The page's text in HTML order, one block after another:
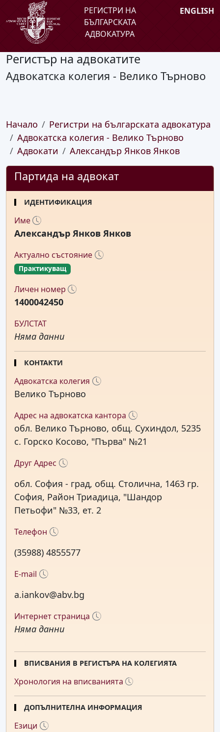
РЕГИСТРИ НА
БЪЛГАРСКАТА
АДВОКАТУРА
ENGLISH
Регистър на адвокатите
Адвокатска колегия - Велико Търново
Начало
Регистри на българската адвокатура
Адвокатска колегия - Велико Търново
Адвокати
Александър Янков Янков
Партида на адвокат
ИДЕНТИФИКАЦИЯ
Име
Александър Янков Янков
Актуално състояние
Практикуващ
Личен номер
1400042450
БУЛСТАТ
Няма данни
КОНТАКТИ
Адвокатска колегия
Велико Търново
Адрес на адвокатска кантора
обл. Велико Търново, общ. Сухиндол, 5235
с. Горско Косово, "Първа" №21
Друг Адрес
обл. София - град, общ. Столична, 1463 гр.
София, Район Триадица, "Шандор
Петьофи" №33, ет. 2
Телефон
(35988) 4855577
E-mail
a.iankov@abv.bg
Интернет страница
Няма данни
ВПИСВАНИЯ В РЕГИСТЪРА НА КОЛЕГИЯТА
Хронология на вписванията
ДОПЪЛНИТЕЛНА ИНФОРМАЦИЯ
Езици